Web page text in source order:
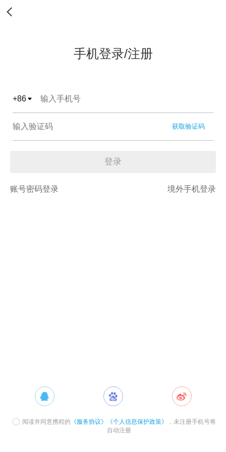
手机登录/注册
+86
获取验证码
登录
账号密码登录 境外手机登录
阅读并同意携程的 《服务协议》 《个人信息保护政策》
，未注册手机号将
自动注册